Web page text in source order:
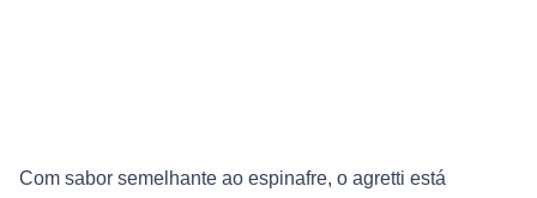
Com sabor semelhante ao espinafre, o agretti está